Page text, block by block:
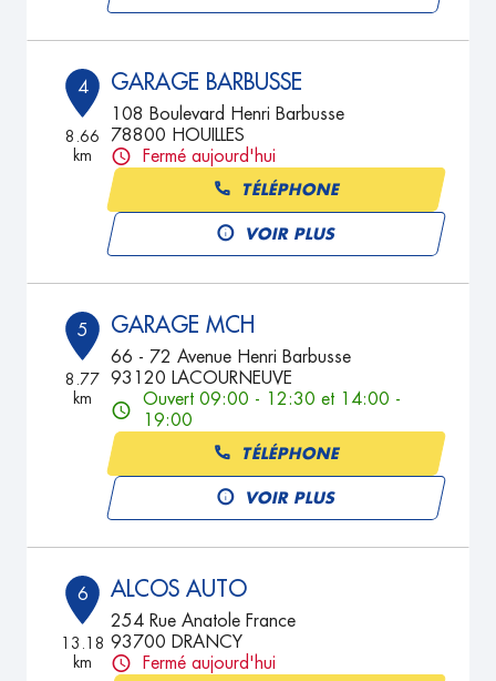
4
8.66
km
GARAGE BARBUSSE
108 Boulevard Henri Barbusse
78800 HOUILLES
Fermé aujourd'hui
TÉLÉPHONE
VOIR PLUS
5
8.77
km
GARAGE MCH
66 - 72 Avenue Henri Barbusse
93120 LACOURNEUVE
Ouvert 09:00 - 12:30 et 14:00 -
19:00
TÉLÉPHONE
VOIR PLUS
6
13.18
km
ALCOS AUTO
254 Rue Anatole France
93700 DRANCY
Fermé aujourd'hui